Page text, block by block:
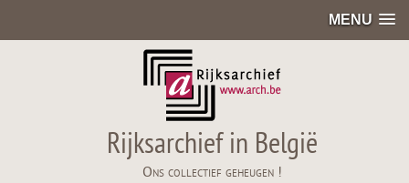
MENU
Rijksarchief in België
Ons collectief geheugen !